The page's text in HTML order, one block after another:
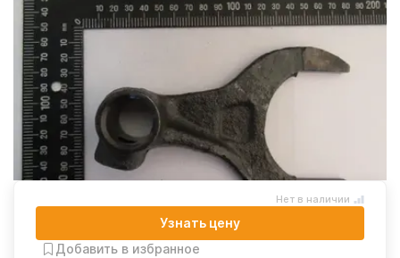
Нет в наличии
Узнать цену
Добавить в избранное